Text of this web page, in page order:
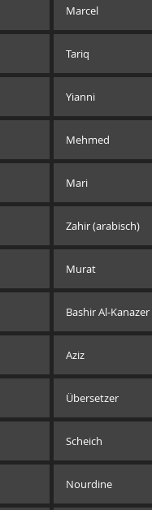
Marcel
Tariq
Yianni
Mehmed
Mari
Zahir (arabisch)
Murat
Bashir Al-Kanazer
Aziz
Übersetzer
Scheich
Nourdine